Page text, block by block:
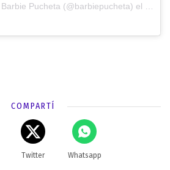
COMPARTÍ
Twitter Whatsapp